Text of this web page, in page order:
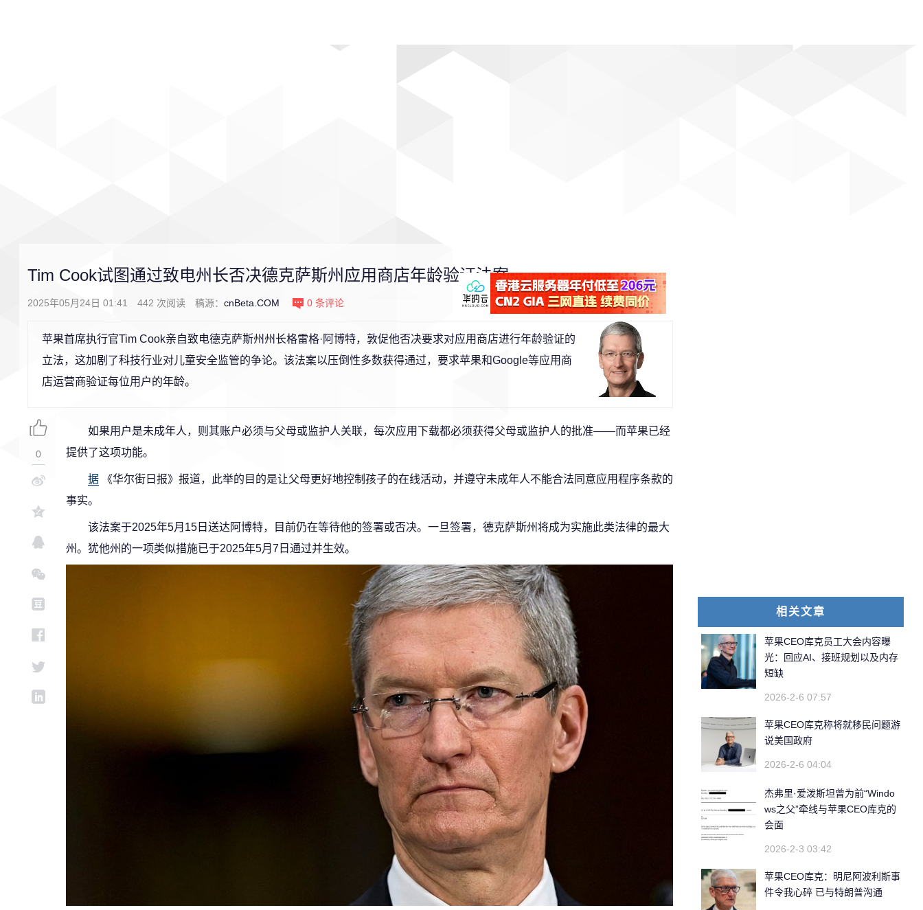
Tim Cook试图通过致电州长否决德克萨斯州应用商店年龄验证法案
2025年05月24日 01:41 442 次阅读 稿源： cnBeta.COM 0 条评论
苹果首席执行官Tim Cook亲自致电德克萨斯州州长格雷格·阿博特，敦促他否决要求对应用商店进行年龄验证的
立法，这加剧了科技行业对儿童安全监管的争论。该法案以压倒性多数获得通过，要求苹果和Google等应用商
店运营商验证每位用户的年龄。
如果用户是未成年人，则其账户必须与父母或监护人关联，每次应用下载都必须获得父母或监护人的批准——而苹果已经
提供了这项功能。
据 《华尔街日报》报道，此举的目的是让父母更好地控制孩子的在线活动，并遵守未成年人不能合法同意应用程序条款的
事实。
该法案于2025年5月15日送达阿博特，目前仍在等待他的签署或否决。一旦签署，德克萨斯州将成为实施此类法律的最大
州。犹他州的一项类似措施已于2025年5月7日通过并生效。
0
相关文章
苹果CEO库克员工大会内容曝
光：回应AI、接班规划以及内存
短缺
2026-2-6 07:57
苹果CEO库克称将就移民问题游
说美国政府
2026-2-6 04:04
杰弗里·爱泼斯坦曾为前“Windo
ws之父”牵线与苹果CEO库克的
会面
2026-2-3 03:42
苹果CEO库克：明尼阿波利斯事
件令我心碎 已与特朗普沟通